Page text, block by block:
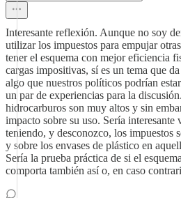
Interesante reflexión. Aunque no soy
utilizar los impuestos para empujar
tener el esquema con mejor eficiencia
cargas impositivas, sí es un tema que
algo que nuestros políticos podrían
un par de experiencias para la
hidrocarburos son muy altos y sin
impacto sobre su uso. Sería interesante
teniendo, y desconozco, los impuestos
y sobre los envases de plástico en
Sería la prueba práctica de si el
comporta también así o, en caso